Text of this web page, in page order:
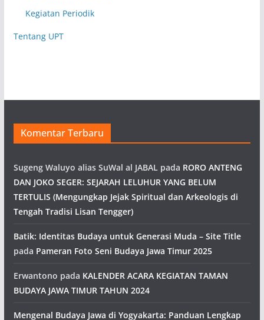
Kegiatan Periodik
Tentang UPT
Komentar Terbaru
Sugeng Waluyo alias SuWal al JABAL pada RORO ANTENG
DAN JOKO SEGER: SEJARAH LELUHUR YANG BELUM
TERTULIS (Mengungkap Jejak Spiritual dan Arkeologis di
Tengah Tradisi Lisan Tengger)
Batik: Identitas Budaya untuk Generasi Muda – Site Title
pada Pameran Foto Seni Budaya Jawa Timur 2025
Erwantono pada KALENDER ACARA KEGIATAN TAMAN
BUDAYA JAWA TIMUR TAHUN 2024
Mengenal Budaya Jawa di Yogyakarta: Panduan Lengkap